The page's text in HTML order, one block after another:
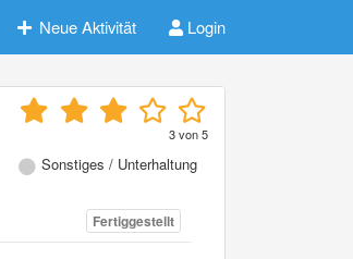
Neue Aktivität Login
3von5
Sonstiges / Unterhaltung
Fertiggestellt